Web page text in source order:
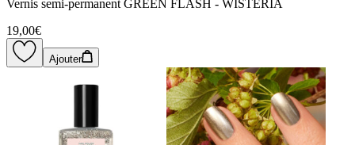
Vernis semi-permanent GREEN FLASH - WISTERIA
19,00€
Ajouter